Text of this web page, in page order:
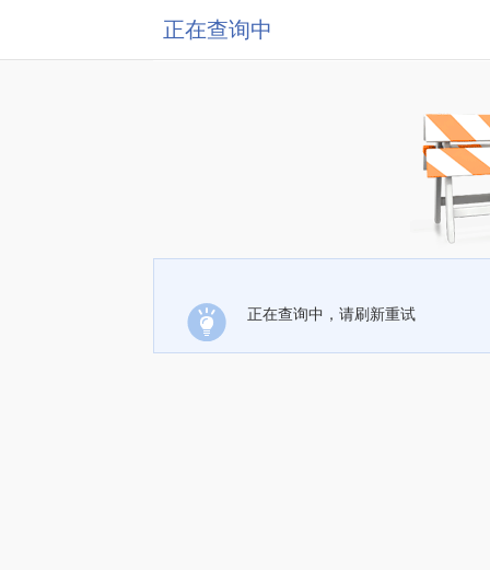
正在查询中
正在查询中，请刷新重试